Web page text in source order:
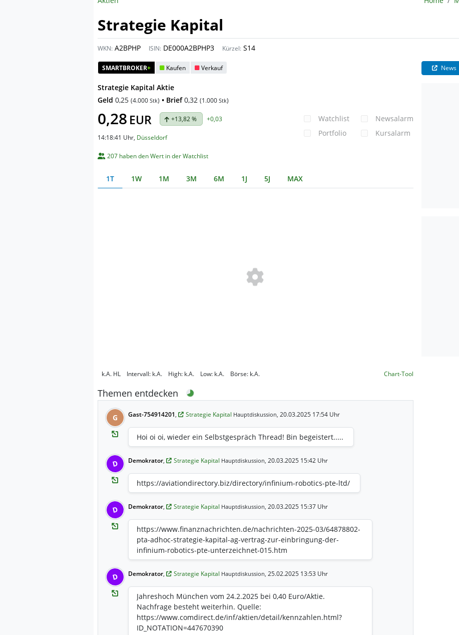
Strategie Kapital
WKN: A2BPHP ISIN: DE000A2BPHP3 Kürzel: S14
SMARTBROKER+ Kaufen Verkauf
Strategie Kapital Aktie
Geld 0,25 (4.000 Stk) • Brief 0,32 (1.000 Stk)
0,28 EUR +13,82 % +0,03
14:18:41 Uhr, Düsseldorf
Watchlist
Portfolio
Newsalarm
Kursalarm
207 haben den Wert in der Watchlist
1T 1W 1M 3M 6M 1J 5J MAX
k.A. HL Intervall: k.A. High: k.A. Low: k.A. Börse: k.A. Chart-Tool
Themen entdecken
G Gast-754914201, Strategie Kapital Hauptdiskussion, 20.03.2025 17:54 Uhr
Hoi oi oi, wieder ein Selbstgespräch Thread! Bin begeistert.....
D Demokrator, Strategie Kapital Hauptdiskussion, 20.03.2025 15:42 Uhr
https://aviationdirectory.biz/directory/infinium-robotics-pte-ltd/
D Demokrator, Strategie Kapital Hauptdiskussion, 20.03.2025 15:37 Uhr
https://www.finanznachrichten.de/nachrichten-2025-03/64878802-
pta-adhoc-strategie-kapital-ag-vertrag-zur-einbringung-der-
infinium-robotics-pte-unterzeichnet-015.htm
D Demokrator, Strategie Kapital Hauptdiskussion, 25.02.2025 13:53 Uhr
Jahreshoch München vom 24.2.2025 bei 0,40 Euro/Aktie.
Nachfrage besteht weiterhin. Quelle:
https://www.comdirect.de/inf/aktien/detail/kennzahlen.html?
ID_NOTATION=447670390
News